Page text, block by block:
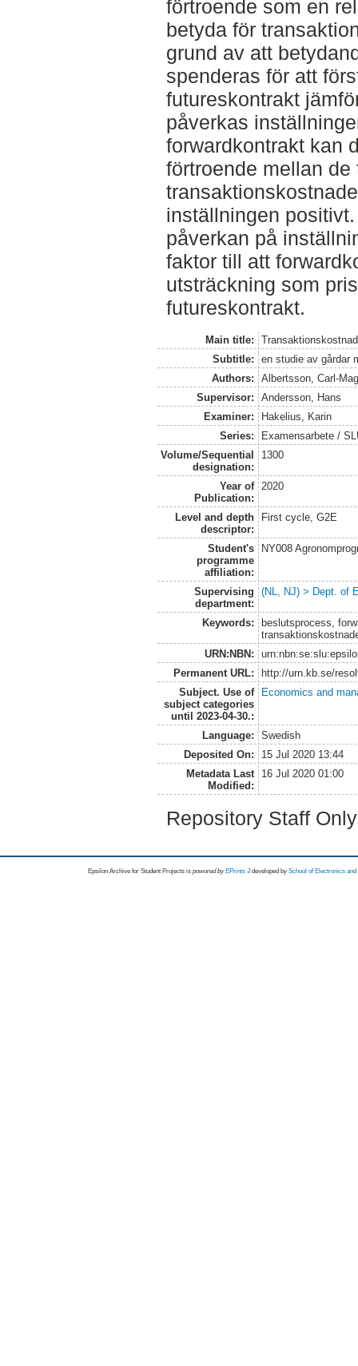
förtroende som en
betyda för
grund av att
spenderas för att
futureskontrakt
påverkas
forwardkontrakt kan
förtroende mellan
inställningen
påverkan på
faktor till att
utsträckning som
futureskontrakt.
Main title:
Subtitle:
en studie av gårdar
Authors:
Albertsson, Carl-
Supervisor:
Andersson, Hans
Examiner:
Hakelius, Karin
Series:
Examensarbete /
Volume/Sequential
designation:
1300
Year of
Publication:
2020
Level and depth
descriptor:
First cycle, G2E
Student's
programme
affiliation:
NY008
Supervising
department:
(NL, NJ) > Dept. of
Keywords:
beslutsprocess,
URN:NBN:
Permanent URL:
http://urn.kb.se/
Subject. Use of
subject categories
until 2023-04-30.:
Economics and
Language:
Swedish
Deposited On:
15 Jul 2020 13:44
Metadata Last
Modified:
16 Jul 2020 01:00
Repository Staff
Epsilon Archive for Student Projects is powored byEPrints 3 developed by School of Electronics